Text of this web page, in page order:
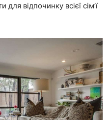
відпочинку всієї сім’ї